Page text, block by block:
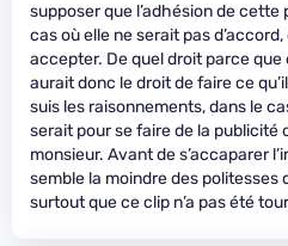
supposer que l’adhésion de
cas où elle ne serait pas
accepter. De quel droit parce
aurait donc le droit de faire ce
suis les raisonnements, dans le
serait pour se faire de la publicité
monsieur. Avant de s’accaparer
semble la moindre des politesses
surtout que ce clip n’a pas été